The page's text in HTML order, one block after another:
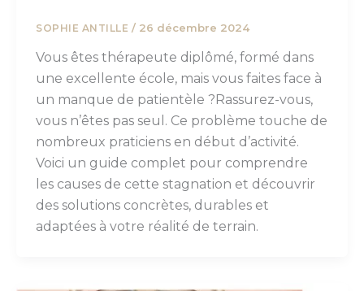
SOPHIE ANTILLE / 26 décembre 2024
Vous êtes thérapeute diplômé, formé dans
une excellente école, mais vous faites face à
un manque de patientèle ?Rassurez-vous,
vous n’êtes pas seul. Ce problème touche de
nombreux praticiens en début d’activité.
Voici un guide complet pour comprendre
les causes de cette stagnation et découvrir
des solutions concrètes, durables et
adaptées à votre réalité de terrain.